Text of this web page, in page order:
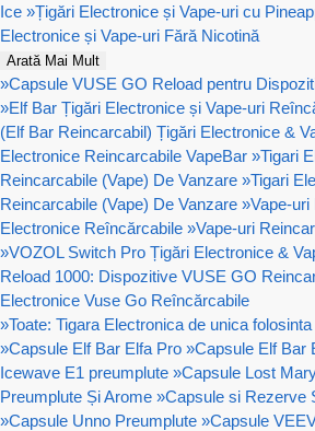
Ice »Țigări Electronice și Vape-uri cu
Electronice și Vape-uri Fără Nicotină
Arată Mai Mult
»Capsule VUSE GO Reload pentru
»Elf Bar Țigări Electronice și Vape-uri
(Elf Bar Reincarcabil) Țigări Electronice &
Electronice Reincarcabile VapeBar »Tigari
Reincarcabile (Vape) De Vanzare »Tigari
Reincarcabile (Vape) De Vanzare »Vape-uri
Electronice Reîncărcabile »Vape-uri
»VOZOL Switch Pro Țigări Electronice &
Reload 1000: Dispozitive VUSE GO
Electronice Vuse Go Reîncărcabile
»Toate: Tigara Electronica de unica folosinta
»Capsule Elf Bar Elfa Pro »Capsule Elf Bar
Icewave E1 preumplute »Capsule Lost
Preumplute Și Arome »Capsule si Rezerve
»Capsule Unno Preumplute »Capsule